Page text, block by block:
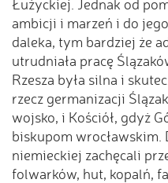
Łużyckiej. Jednak od
ambicji i marzeń i do
daleka, tym bardziej że
utrudniała pracę
Rzesza była silna i
rzecz germanizacji
wojsko, i Kościół, gdyż
biskupom
niemieckiej zachęcali
folwarków, hut, kopalń,